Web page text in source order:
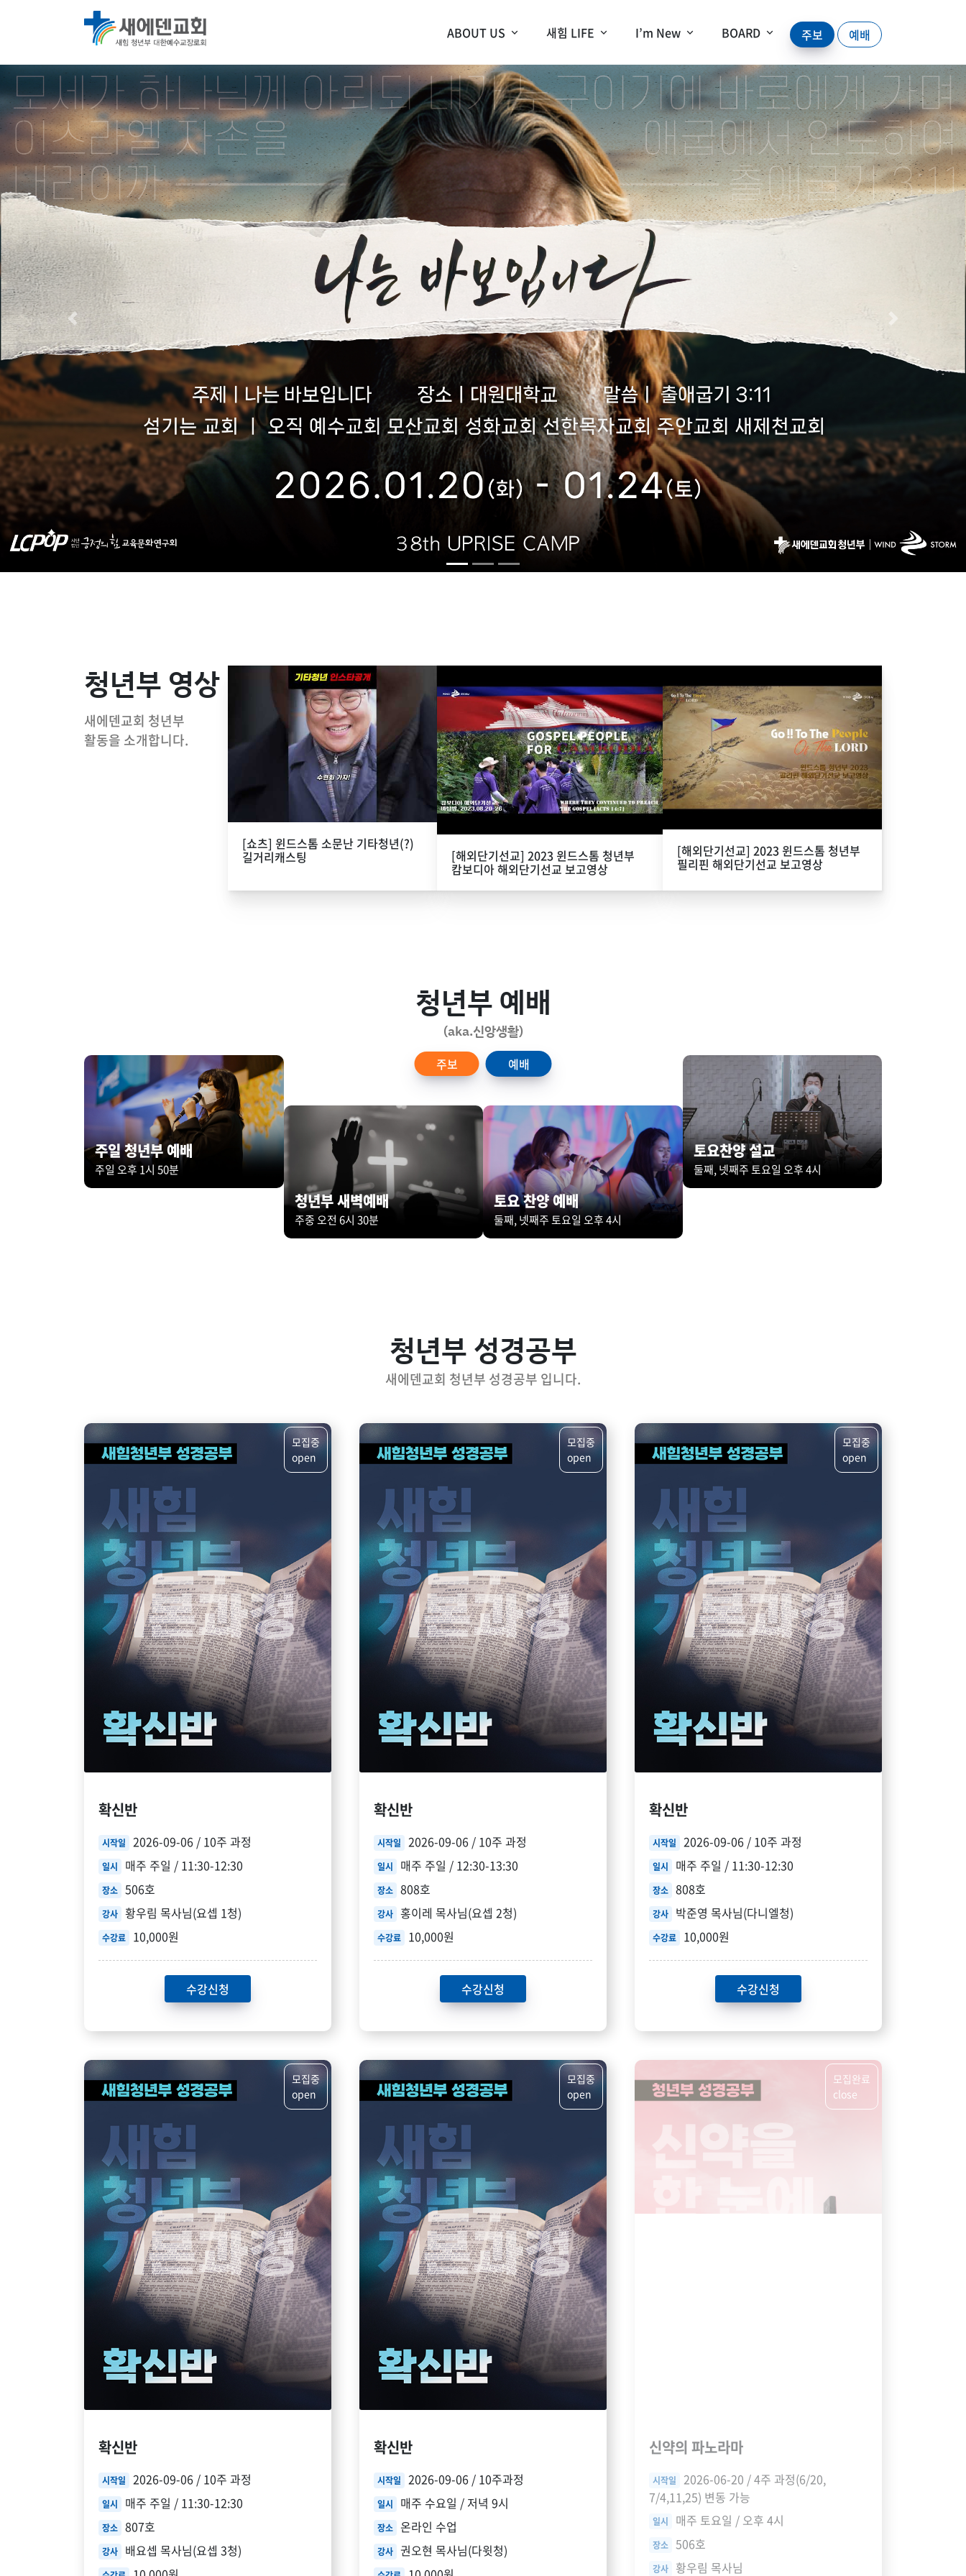
ABOUT US
새힘 LIFE I’m New BOARD 주보 예배
사이트 메인
청년부 영상
새에덴교회 청년부
활동을 소개합니다.
[쇼츠] 윈드스톰 소문난 기타청년(?)
길거리캐스팅 [해외단기선교] 2023 윈드스톰 청년부
캄보디아 해외단기선교 보고영상
[해외단기선교] 2023 윈드스톰 청년부
필리핀 해외단기선교 보고영상
청년부 예배
(aka.신앙생활)
주보
예배
주일 청년부 예배
주일 오후 1시 50분
청년부 새벽예배
주중 오전 6시 30분
토요 찬양 예배
둘째, 넷째주 토요일 오후 4시
토요찬양 설교
둘째, 넷째주 토요일 오후 4시
청년부 성경공부
새에덴교회 청년부 성경공부 입니다.
모집중
open
확신반
시작일 2026-09-06 / 10주 과정
일시 매주 주일 / 11:30-12:30
장소 506호
강사 황우림 목사님(요셉 1청)
수강료 10,000원
수강신청
모집중
open
확신반
시작일 2026-09-06 / 10주 과정
일시 매주 주일 / 12:30-13:30
장소 808호
강사 홍이레 목사님(요셉 2청)
수강료 10,000원
수강신청
모집중
open
확신반
시작일 2026-09-06 / 10주 과정
일시 매주 주일 / 11:30-12:30
장소 808호
강사 박준영 목사님(다니엘청)
수강료 10,000원
수강신청
모집중
open
확신반
시작일 2026-09-06 / 10주 과정
일시 매주 주일 / 11:30-12:30
장소 807호
강사 배요셉 목사님(요셉 3청)
모집중
open
확신반
시작일 2026-09-06 / 10주과정
일시 매주 수요일 / 저녁 9시
장소 온라인 수업
강사 권오현 목사님(다윗청)
모집완료
close
신약의 파노라마
시작일
2026-06-20 / 4주 과정(6/20,
7/4,11,25) 변동 가능
일시 매주 토요일 / 오후 4시
장소 506호
강사 황우림 목사님